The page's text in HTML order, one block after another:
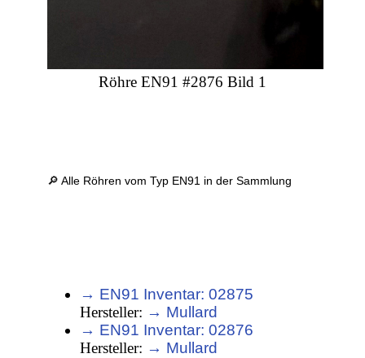
Röhre EN91 #2876 Bild 1
🔎 Alle Röhren vom Typ EN91 in der Sammlung
→ EN91 Inventar: 02875
Hersteller: → Mullard
→ EN91 Inventar: 02876
Hersteller: → Mullard